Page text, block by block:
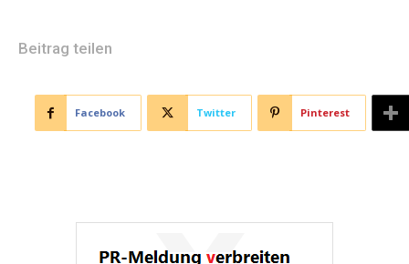
Beitrag teilen
Facebook Twitter Pinterest